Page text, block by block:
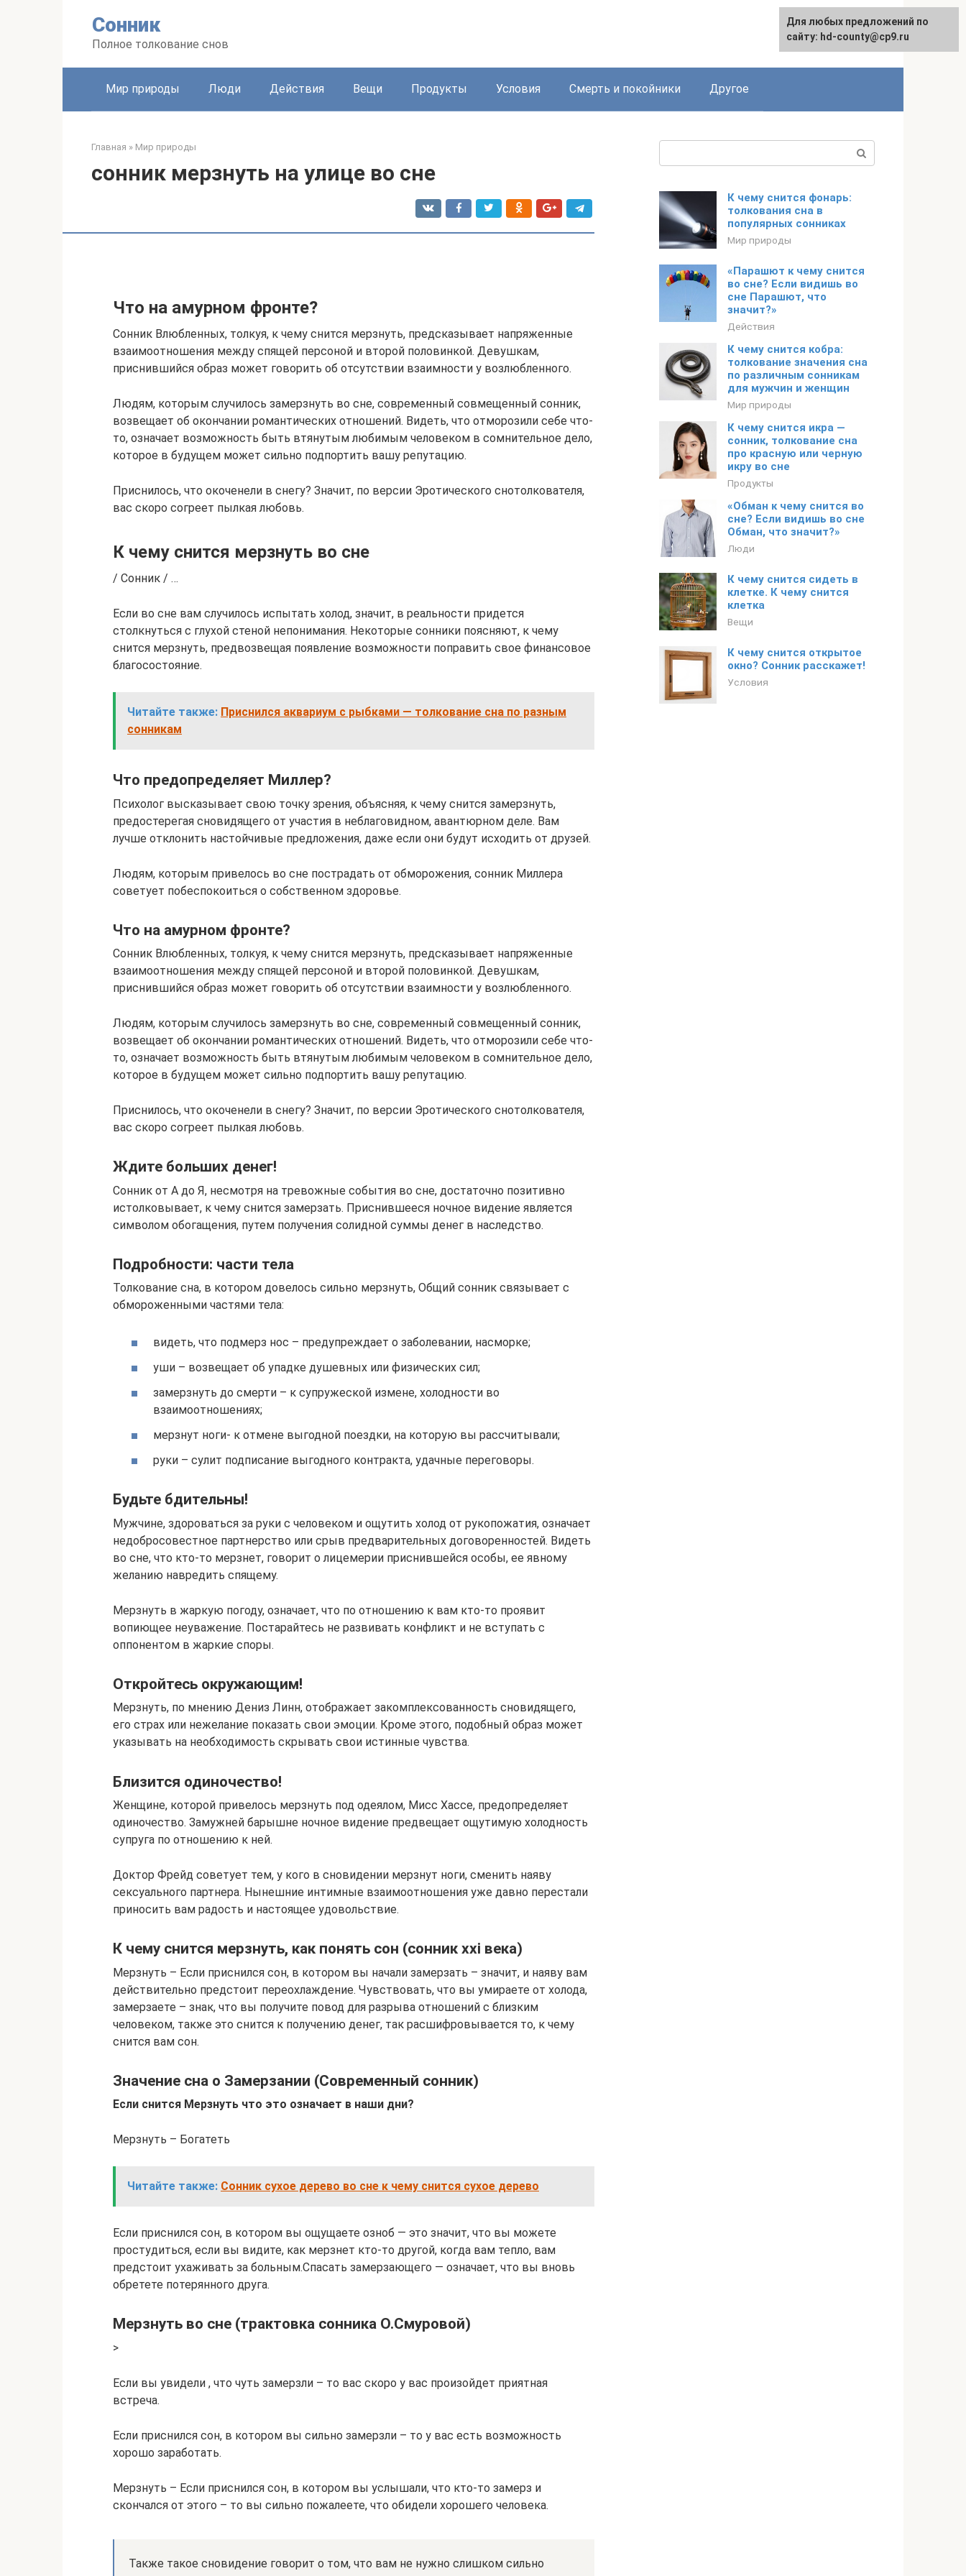
Сонник
Полное толкование снов
Мир природы Люди Действия Вещи Продукты Условия Смерть и покойники Другое
Главная » Мир природы
сонник мерзнуть на улице во сне
Что на амурном фронте?
Сонник Влюбленных, толкуя, к чему снится мерзнуть, предсказывает напряженные
взаимоотношения между спящей персоной и второй половинкой. Девушкам,
приснившийся образ может говорить об отсутствии взаимности у возлюбленного.
Людям, которым случилось замерзнуть во сне, современный совмещенный сонник,
возвещает об окончании романтических отношений. Видеть, что отморозили себе что-
то, означает возможность быть втянутым любимым человеком в сомнительное дело,
которое в будущем может сильно подпортить вашу репутацию.
Приснилось, что окоченели в снегу? Значит, по версии Эротического снотолкователя,
вас скоро согреет пылкая любовь.
К чему снится мерзнуть во сне
/ Сонник / …
Если во сне вам случилось испытать холод, значит, в реальности придется
столкнуться с глухой стеной непонимания. Некоторые сонники поясняют, к чему
снится мерзнуть, предвозвещая появление возможности поправить свое финансовое
благосостояние.
Читайте также: Приснился аквариум с рыбками — толкование сна по разным
сонникам
Что предопределяет Миллер?
Психолог высказывает свою точку зрения, объясняя, к чему снится замерзнуть,
предостерегая сновидящего от участия в неблаговидном, авантюрном деле. Вам
лучше отклонить настойчивые предложения, даже если они будут исходить от друзей.
Людям, которым привелось во сне пострадать от обморожения, сонник Миллера
советует побеспокоиться о собственном здоровье.
Что на амурном фронте?
Сонник Влюбленных, толкуя, к чему снится мерзнуть, предсказывает напряженные
взаимоотношения между спящей персоной и второй половинкой. Девушкам,
приснившийся образ может говорить об отсутствии взаимности у возлюбленного.
Людям, которым случилось замерзнуть во сне, современный совмещенный сонник,
возвещает об окончании романтических отношений. Видеть, что отморозили себе что-
то, означает возможность быть втянутым любимым человеком в сомнительное дело,
которое в будущем может сильно подпортить вашу репутацию.
Приснилось, что окоченели в снегу? Значит, по версии Эротического снотолкователя,
вас скоро согреет пылкая любовь.
Ждите больших денег!
Сонник от А до Я, несмотря на тревожные события во сне, достаточно позитивно
истолковывает, к чему снится замерзать. Приснившееся ночное видение является
символом обогащения, путем получения солидной суммы денег в наследство.
Подробности: части тела
Толкование сна, в котором довелось сильно мерзнуть, Общий сонник связывает с
обмороженными частями тела:
видеть, что подмерз нос – предупреждает о заболевании, насморке;
уши – возвещает об упадке душевных или физических сил;
замерзнуть до смерти – к супружеской измене, холодности во
взаимоотношениях;
мерзнут ноги- к отмене выгодной поездки, на которую вы рассчитывали;
руки – сулит подписание выгодного контракта, удачные переговоры.
Будьте бдительны!
Мужчине, здороваться за руки с человеком и ощутить холод от рукопожатия, означает
недобросовестное партнерство или срыв предварительных договоренностей. Видеть
во сне, что кто-то мерзнет, говорит о лицемерии приснившейся особы, ее явному
желанию навредить спящему.
Мерзнуть в жаркую погоду, означает, что по отношению к вам кто-то проявит
вопиющее неуважение. Постарайтесь не развивать конфликт и не вступать с
оппонентом в жаркие споры.
Откройтесь окружающим!
Мерзнуть, по мнению Дениз Линн, отображает закомплексованность сновидящего,
его страх или нежелание показать свои эмоции. Кроме этого, подобный образ может
указывать на необходимость скрывать свои истинные чувства.
Близится одиночество!
Женщине, которой привелось мерзнуть под одеялом, Мисс Хассе, предопределяет
одиночество. Замужней барышне ночное видение предвещает ощутимую холодность
супруга по отношению к ней.
Доктор Фрейд советует тем, у кого в сновидении мерзнут ноги, сменить наяву
сексуального партнера. Нынешние интимные взаимоотношения уже давно перестали
приносить вам радость и настоящее удовольствие.
К чему снится мерзнуть, как понять сон (сонник xxi века)
Мерзнуть – Если приснился сон, в котором вы начали замерзать – значит, и наяву вам
действительно предстоит переохлаждение. Чувствовать, что вы умираете от холода,
замерзаете – знак, что вы получите повод для разрыва отношений с близким
человеком, также это снится к получению денег, так расшифровывается то, к чему
снится вам сон.
Значение сна о Замерзании (Современный сонник)
Если снится Мерзнуть что это означает в наши дни?
Мерзнуть – Богатеть
Читайте также: Сонник сухое дерево во сне к чему снится сухое дерево
Если приснился сон, в котором вы ощущаете озноб — это значит, что вы можете
простудиться, если вы видите, как мерзнет кто-то другой, когда вам тепло, вам
предстоит ухаживать за больным.Спасать замерзающего — означает, что вы вновь
обретете потерянного друга.
Мерзнуть во сне (трактовка сонника О.Смуровой)
>
Если вы увидели , что чуть замерзли – то вас скоро у вас произойдет приятная
встреча.
Если приснился сон, в котором вы сильно замерзли – то у вас есть возможность
хорошо заработать.
Мерзнуть – Если приснился сон, в котором вы услышали, что кто-то замерз и
скончался от этого – то вы сильно пожалеете, что обидели хорошего человека.
Также такое сновидение говорит о том, что вам не нужно слишком сильно
К чему снится фонарь:
толкования сна в
популярных сонниках
Мир природы
«Парашют к чему снится
во сне? Если видишь во
сне Парашют, что
значит?»
Действия
К чему снится кобра:
толкование значения сна
по различным сонникам
для мужчин и женщин
Мир природы
К чему снится икра —
сонник, толкование сна
про красную или черную
икру во сне
Продукты
«Обман к чему снится во
сне? Если видишь во сне
Обман, что значит?»
Люди
К чему снится сидеть в
клетке. К чему снится
клетка
Вещи
К чему снится открытое
окно? Сонник расскажет!
Условия
Для любых предложений по
сайту: hd-county@cp9.ru